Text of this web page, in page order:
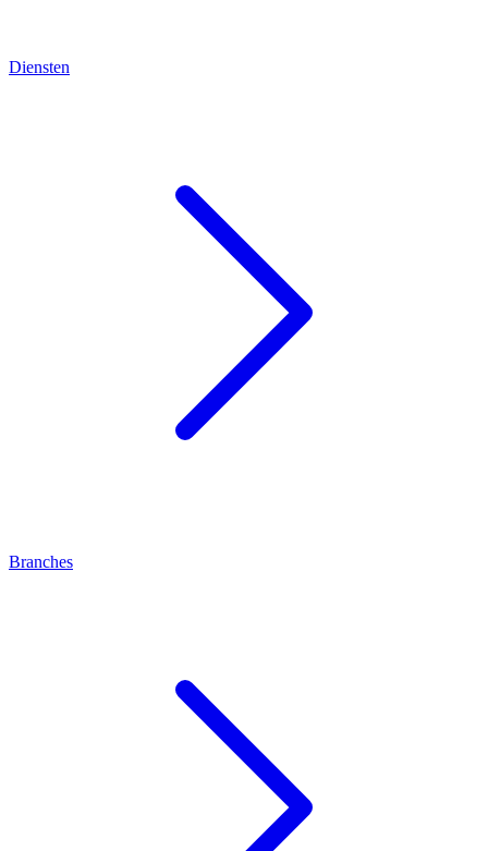
Diensten
Branches